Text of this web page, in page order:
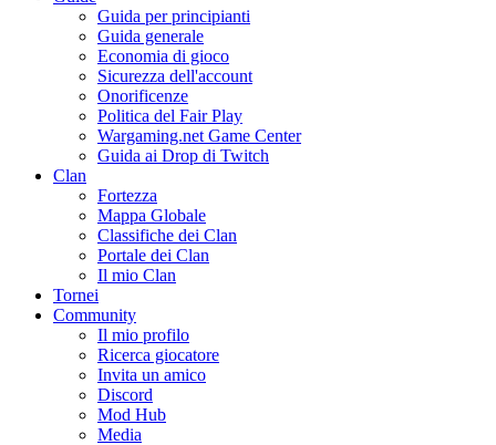
Guida per principianti
Guida generale
Economia di gioco
Sicurezza dell'account
Onorificenze
Politica del Fair Play
Wargaming.net Game Center
Guida ai Drop di Twitch
Clan
Fortezza
Mappa Globale
Classifiche dei Clan
Portale dei Clan
Il mio Clan
Tornei
Community
Il mio profilo
Ricerca giocatore
Invita un amico
Discord
Mod Hub
Media